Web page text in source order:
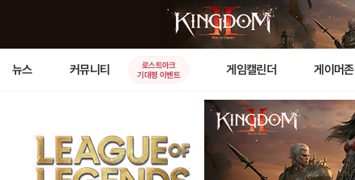
뉴스 커뮤니티
로스트아크
기대평 이벤트
게임캘린더 게이머존